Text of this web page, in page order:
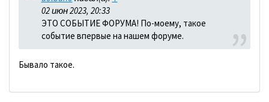
02 июн 2023, 20:33
ЭТО СОБЫТИЕ ФОРУМА! По-моему, такое
событие впервые на нашем форуме.
Бывало такое.